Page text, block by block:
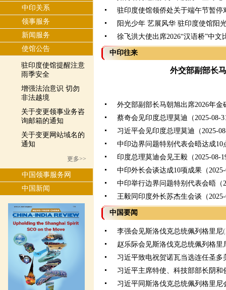
中印关系
领事服务
新闻服务
使馆公告
驻印度使馆提醒注意
雨季安全
增强法治意识 切勿
非法越境
关于变更领事业务咨
询邮箱的通知
关于变更网站域名的
通知
更多>>
中国领事服务网
中国新闻
驻印度使馆领侨处关于端午节暂停
阳光少年 艺展风华 驻印度使馆阳
徐飞洪大使出席2026“汉语桥”中
中印往来
外交部副部长
外交部副部长马朝旭出席2026年
蔡奇会见印度总理莫迪（2025-08-
习近平会见印度总理莫迪（2025-
中印边界问题特别代表会晤达成10
印度总理莫迪会见王毅（2025-08-
中印外长会谈达成10项成果（
中印举行边界问题特别代表会晤（
王毅同印度外长苏杰生会谈（
中国要闻
李强会见斯洛伐克总统佩列格里尼
赵乐际会见斯洛伐克总统佩列格里
习近平致电祝贺诺瓦当选连任圣多
习近平主席特使、科技部部长阴
习近平同斯洛伐克总统佩列格里尼